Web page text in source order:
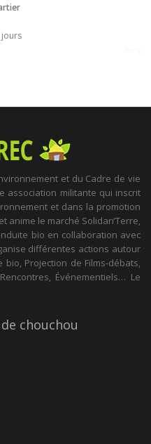
jours
et du Cadre de vie
association militante qui inscrit
et dans la promotion
anime le marché Solidari’Terre,
bio en collaboration avec
différentes actions autour
Projection de Films-débats,
Événementiels… Le
chouchou